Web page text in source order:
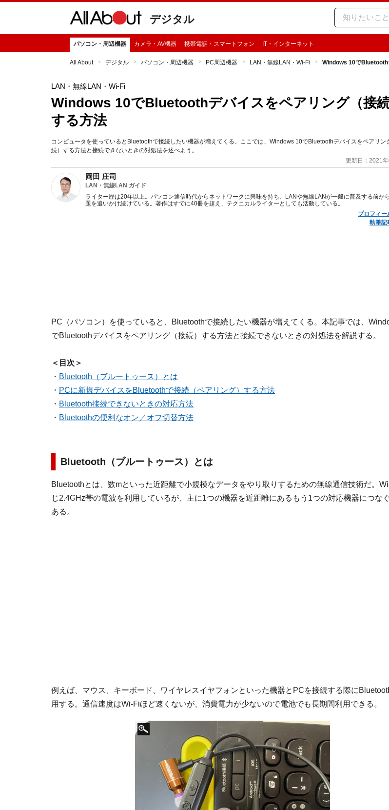
デジタル
パソコン・周辺機器 カメラ・AV機器 携帯電話・スマートフォン IT・インターネット
All About デジタル パソコン・周辺機器 PC周辺機器 LAN・無線LAN・Wi-Fi Windows 10でBluetooth
LAN・無線LAN・Wi-Fi
Windows 10でBluetoothデバイスをペアリング（接続
する方法
コンピュータを使っているとBluetoothで接続したい機器が増えてくる。ここでは、Windows 10でBluetoothデバイスをペアリン
続）する方法と接続できないときの対処法を述べよう。
更新日：2021
岡田 庄司
LAN・無線LAN ガイド
ライター歴は20年以上。パソコン通信時代からネットワークに興味を持ち、LANや無線LANが一般に普及する前か
題を追いかけ続けている。著作はすでに40冊を超え、テクニカルライターとしても活動している。
プロフィー
執筆記
PC（パソコン）を使っていると、Bluetoothで接続したい機器が増えてくる。本記事では、
でBluetoothデバイスをペアリング（接続）する方法と接続できないときの対処法を解説する。
＜目次＞
・ Bluetooth（ブルートゥース）とは
・ PCに新規デバイスをBluetoothで接続（ペアリング）する方法
・ Bluetooth接続できないときの対応方法
・ Bluetoothの便利なオン／オフ切替方法
Bluetooth（ブルートゥース）とは
Bluetoothとは、数mといった近距離で小規模なデータをやり取りするための無線通信技術だ。
じ2.4GHz帯の電波を利用しているが、主に1つの機器を近距離にあるもう1つの対応機器につな
ある。
例えば、マウス、キーボード、ワイヤレスイヤフォンといった機器とPCを接続する際に
用する。通信速度はWi-Fiほど速くないが、消費電力が少ないので電池でも長期間利用できる。